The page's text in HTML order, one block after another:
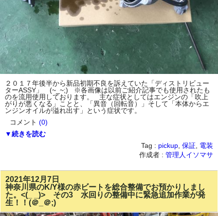
２０１７年後半から新品初期不良を訴えていた「ディストリビュー
ターASSY」 (~_~;) ※各画像は以前ご紹介記事でも使用されたも
のを流用使用しております。 主な症状としてはエンジンの「吹上
がりが悪くなる」ことと、「異音（回転音）」そして「本体からエ
ンジンオイルが溢れ出す」という症状です。
コメント (0)
▼続きを読む
Tag : pickup 保証 電装
作成者 : 管理人イソマサ
2021年12月7日
神奈川県のK/Y様の赤ビートを総合整備でお預かりしまし
た。<(_ _)> その3 水回りの整備中に緊急追加作業が発
生！！(＠_＠;)